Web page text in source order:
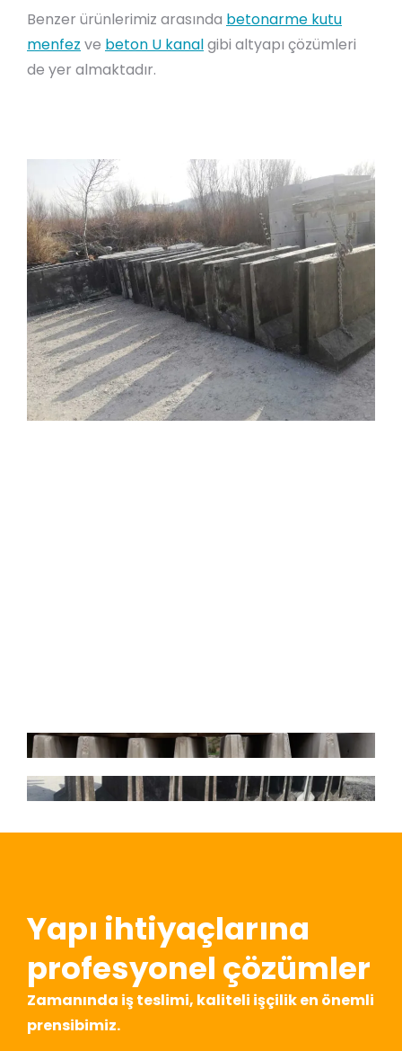
Benzer ürünlerimiz arasında betonarme kutu
menfez ve beton U kanalgibi altyapı çözümleri
de yer almaktadır.
Yapı ihtiyaçlarına
profesyonel çözümler
Zamanında iş teslimi, kaliteli işçilik en önemli
prensibimiz.